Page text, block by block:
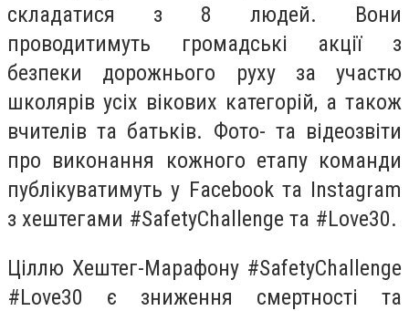
складатися з 8 людей. Вони
проводитимуть громадські акції з
безпеки дорожнього руху за участю
школярів усіх вікових категорій, а також
вчителів та батьків. Фото- та відеозвіти
про виконання кожного етапу команди
публікуватимуть у Facebook та Instagram
з хештегами #SafetyChallenge та #Love30.
Ціллю Хештег-Марафону #SafetyChallenge
#Love30 є зниження смертності та